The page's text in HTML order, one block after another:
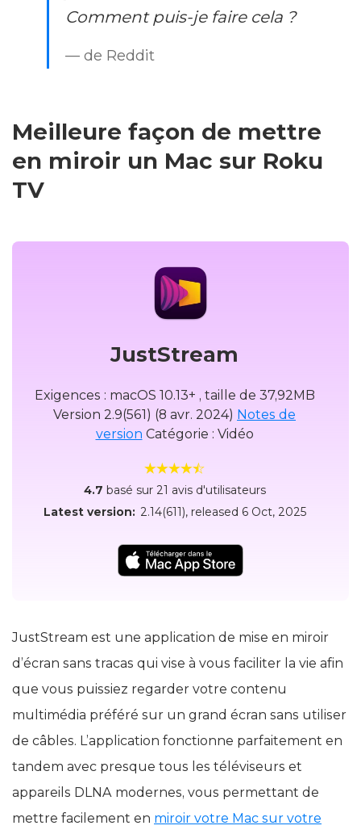
Comment puis-je faire cela ?
— de Reddit
Meilleure façon de mettre
en miroir un Mac sur Roku
TV
JustStream
Exigences : macOS 10.13+ , taille de 37,92MB
Version 2.9(561) (8 avr. 2024) Notes de
version Catégorie : Vidéo
4.7 basé sur 21 avis d'utilisateurs
Latest version: 2.14(611), released 6 Oct, 2025
JustStream est une application de mise en miroir
d’écran sans tracas qui vise à vous faciliter la vie afin
que vous puissiez regarder votre contenu
multimédia préféré sur un grand écran sans utiliser
de câbles. L’application fonctionne parfaitement en
tandem avec presque tous les téléviseurs et
appareils DLNA modernes, vous permettant de
mettre facilement en miroir votre Mac sur votre